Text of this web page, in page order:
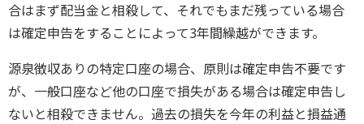
合はまず配当金と相殺して、それでもまだ残っている場合
は確定申告をすることによって3年間繰越ができます。
源泉徴収ありの特定口座の場合、原則は確定申告不要です
が、一般口座など他の口座で損失がある場合は確定申告し
ないと相殺できません。過去の損失を今年の利益と損益通